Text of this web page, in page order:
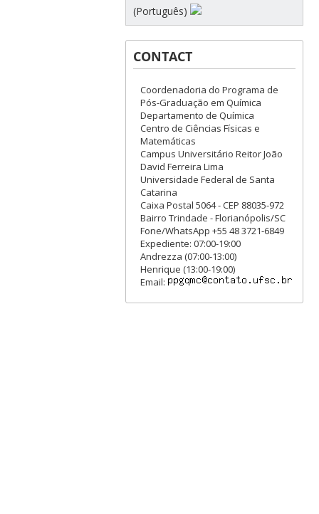
(Português)
CONTACT
Coordenadoria do Programa de
Pós-Graduação em Química
Departamento de Química
Centro de Ciências Físicas e
Matemáticas
Campus Universitário Reitor João
David Ferreira Lima
Universidade Federal de Santa
Catarina
Caixa Postal 5064 - CEP 88035-972
Bairro Trindade - Florianópolis/SC
Fone/WhatsApp +55 48 3721-6849
Expediente: 07:00-19:00
Andrezza (07:00-13:00)
Henrique (13:00-19:00)
Email: